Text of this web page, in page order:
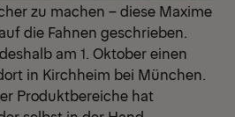
zu machen – diese Maxime
die Fahnen geschrieben.
am 1. Oktober einen
in Kirchheim bei München.
Produktbereiche hat